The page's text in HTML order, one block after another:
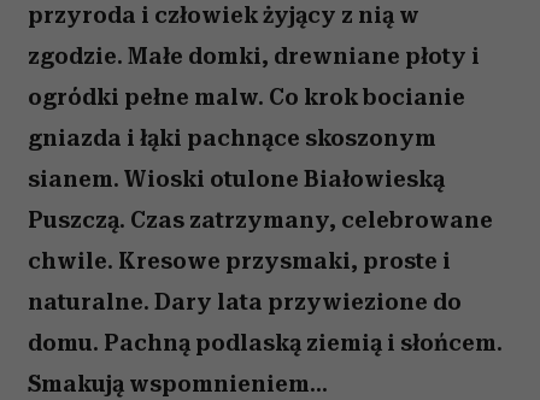
przyroda i człowiek żyjący z nią w
zgodzie. Małe domki, drewniane płoty i
ogródki pełne malw. Co krok bocianie
gniazda i łąki pachnące skoszonym
sianem. Wioski otulone Białowieską
Puszczą. Czas zatrzymany, celebrowane
chwile. Kresowe przysmaki, proste i
naturalne. Dary lata przywiezione do
domu. Pachną podlaską ziemią i słońcem.
Smakują wspomnieniem...